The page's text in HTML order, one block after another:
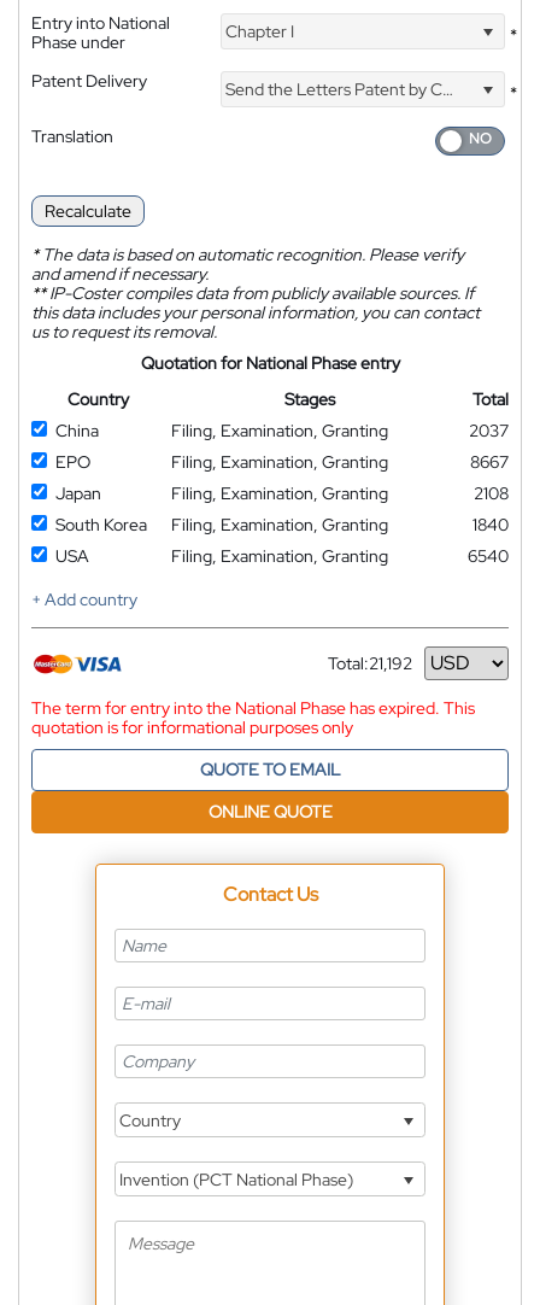
Entry into National
Phase under
Chapter I *
Patent Delivery Send the Letters Patent by Courier
*
Translation
Recalculate
*The data is based on automatic recognition. Please verify
and amend if necessary.
**IP-Coster compiles data from publicly available sources. If
this data includes your personal information, you can contact
us to request its removal.
Quotation for National Phase entry
Country
Stages
Total
China
Filing, Examination, Granting
2037
EPO
Filing, Examination, Granting
8667
Japan
Filing, Examination, Granting
2108
South Korea
Filing, Examination, Granting
1840
USA
Filing, Examination, Granting
6540
+ Add country
Total:21,192
Currency
The term for entry into the National Phase has expired. This
quotation is for informational purposes only
QUOTE TO EMAIL
ONLINE QUOTE
Contact Us
Country
Invention (PCT National Phase)